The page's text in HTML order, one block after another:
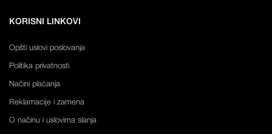
KORISNI LINKOVI
Opšti uslovi poslovanja
Politika privatnosti
Načini plaćanja
Reklamacije i zamena
O načinu i uslovima slanja